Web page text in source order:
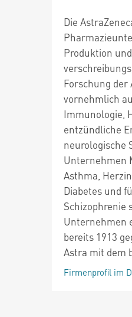
Die
Produktion
Forschung der
vornehmlich
Immunologie,
entzündliche
neurologische
Unternehmen
Asthma,
Diabetes und
Schizophrenie
Unternehmen
bereits 1913
Astra mit dem
Firmenprofil im